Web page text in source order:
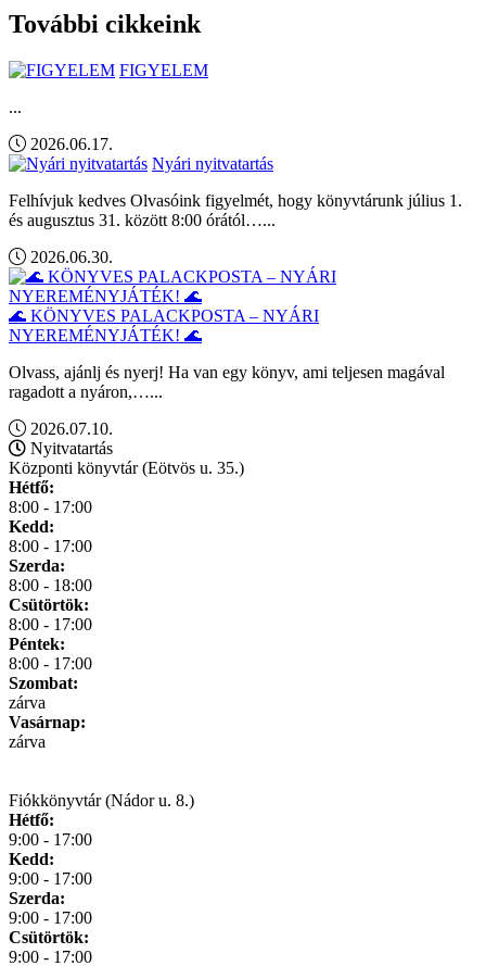
További cikkeink
FIGYELEM
...
2026.06.17.
Nyári nyitvatartás
Felhívjuk kedves Olvasóink figyelmét, hogy könyvtárunk július 1.
és augusztus 31. között 8:00 órától…...
2026.06.30.
🌊 KÖNYVES PALACKPOSTA – NYÁRI
NYEREMÉNYJÁTÉK! 🌊
Olvass, ajánlj és nyerj! Ha van egy könyv, ami teljesen magával
ragadott a nyáron,…...
2026.07.10.
Nyitvatartás
Központi könyvtár (Eötvös u. 35.)
Hétfő:
8:00 - 17:00
Kedd:
8:00 - 17:00
Szerda:
8:00 - 18:00
Csütörtök:
8:00 - 17:00
Péntek:
8:00 - 17:00
Szombat:
zárva
Vasárnap:
zárva
Fiókkönyvtár (Nádor u. 8.)
Hétfő:
9:00 - 17:00
Kedd:
9:00 - 17:00
Szerda:
9:00 - 17:00
Csütörtök:
9:00 - 17:00